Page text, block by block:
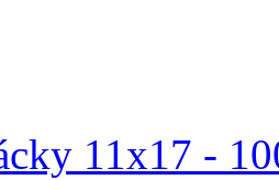
11x17 -